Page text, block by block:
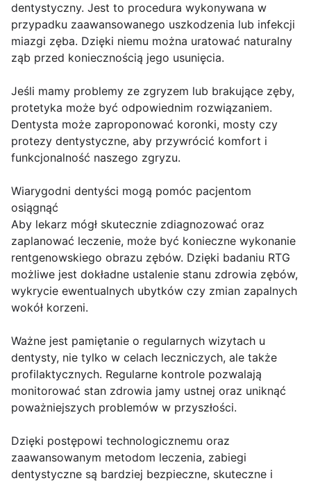
dentystyczny. Jest to procedura wykonywana w
przypadku zaawansowanego uszkodzenia lub infekcji
miazgi zęba. Dzięki niemu można uratować naturalny
ząb przed koniecznością jego usunięcia.
Jeśli mamy problemy ze zgryzem lub brakujące zęby,
protetyka może być odpowiednim rozwiązaniem.
Dentysta może zaproponować koronki, mosty czy
protezy dentystyczne, aby przywrócić komfort i
funkcjonalność naszego zgryzu.
Wiarygodni dentyści mogą pomóc pacjentom
osiągnąć
Aby lekarz mógł skutecznie zdiagnozować oraz
zaplanować leczenie, może być konieczne wykonanie
rentgenowskiego obrazu zębów. Dzięki badaniu RTG
możliwe jest dokładne ustalenie stanu zdrowia zębów,
wykrycie ewentualnych ubytków czy zmian zapalnych
wokół korzeni.
Ważne jest pamiętanie o regularnych wizytach u
dentysty, nie tylko w celach leczniczych, ale także
profilaktycznych. Regularne kontrole pozwalają
monitorować stan zdrowia jamy ustnej oraz uniknąć
poważniejszych problemów w przyszłości.
Dzięki postępowi technologicznemu oraz
zaawansowanym metodom leczenia, zabiegi
dentystyczne są bardziej bezpieczne, skuteczne i